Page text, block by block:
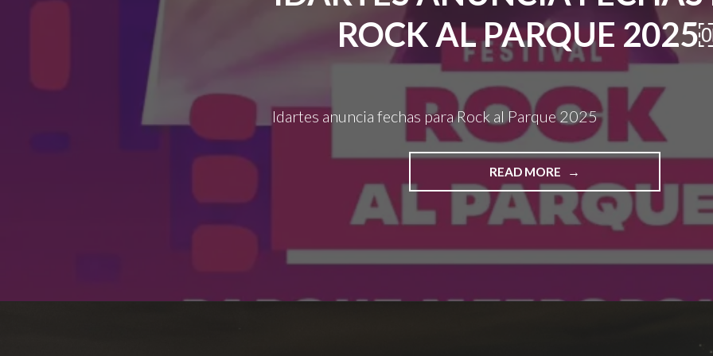
ROCK AL PARQUE
Idartes anuncia fechas para Rock al Parque 2025
READ MORE
"IDARTES
ANUNCIA
FECHAS
PARA
AL
2025